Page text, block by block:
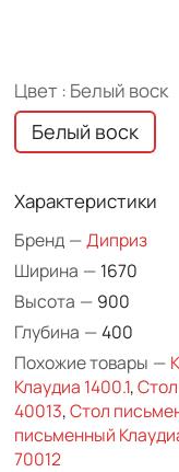
Цвет : Белый воск
Белый воск
Характеристики
Бренд —Диприз
Ширина — 1670
Высота — 900
Глубина —400
Похожие товары —
Клаудиа 1400.1,
40013,Стол
письменный
70012